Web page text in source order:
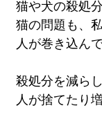
猫や犬の殺処
猫の問題も、
人が巻き込ん
殺処分を減ら
人が捨てたり